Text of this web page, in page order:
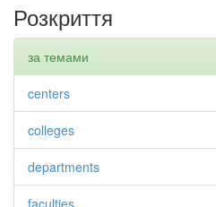
Розкриття
за темами
centers
colleges
departments
faculties